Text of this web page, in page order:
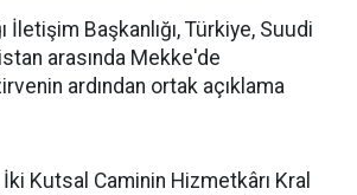
İletişim Başkanlığı, Türkiye, Suudi
arasında Mekke'de
ardından ortak açıklama
Kutsal Caminin Hizmetkârı Kral